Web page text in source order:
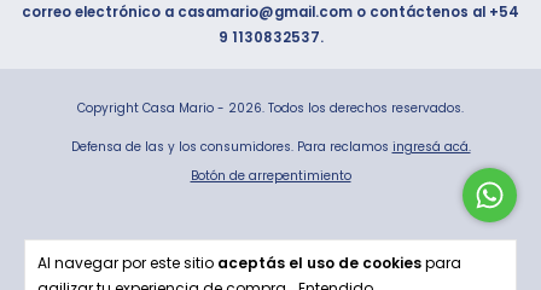
Al navegar por este sitio aceptás el uso de cookiespara
correo electrónico a casamario@gmail.com o contáctenos al +54
9 1130832537.
Copyright Casa Mario - 2026. Todos los derechos reservados.
Defensa de las y los consumidores. Para reclamos ingresá acá.
Botón de arrepentimiento